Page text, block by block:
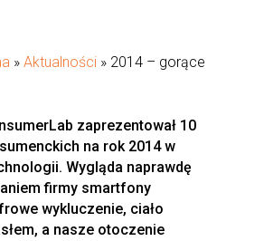
» Aktualności » 2014 – gorące
zaprezentował 10
na rok 2014 w
Wygląda naprawdę
firmy smartfony
wykluczenie, ciało
a nasze otoczenie